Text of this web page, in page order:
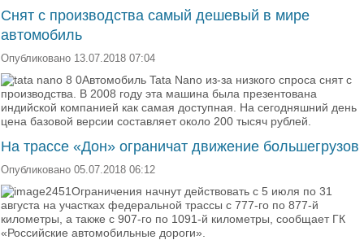
Снят с производства самый дешевый в мире
автомобиль
Опубликовано 13.07.2018 07:04
Автомобиль Tata Nano из-за низкого спроса снят с
производства. В 2008 году эта машина была презентована
индийской компанией как самая доступная. На сегодняшний день
цена базовой версии составляет около 200 тысяч рублей.
На трассе «Дон» ограничат движение большегрузов
Опубликовано 05.07.2018 06:12
Ограничения начнут действовать с 5 июля по 31
августа на участках федеральной трассы с 777-го по 877-й
километры, а также с 907-го по 1091-й километры, сообщает ГК
«Российские автомобильные дороги».